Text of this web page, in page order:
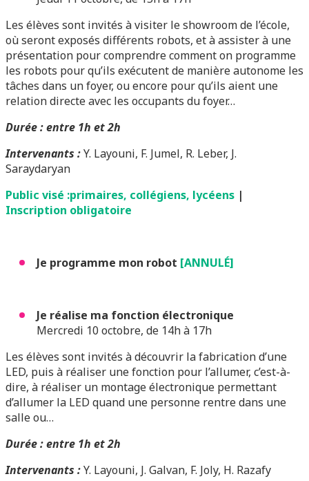
Les élèves sont invités à visiter le showroom de l’école,
où seront exposés différents robots, et à assister à une
présentation pour comprendre comment on programme
les robots pour qu’ils exécutent de manière autonome les
tâches dans un foyer, ou encore pour qu’ils aient une
relation directe avec les occupants du foyer…
Durée : entre 1h et 2h
Intervenants :Y. Layouni, F. Jumel, R. Leber, J.
Saraydaryan
Public visé :primaires, collégiens, lycéens |
Inscription obligatoire
Je programme mon robot [ANNULÉ]
Je réalise ma fonction électronique
Mercredi 10 octobre, de 14h à 17h
Les élèves sont invités à découvrir la fabrication d’une
LED, puis à réaliser une fonction pour l’allumer, c’est-à-
dire, à réaliser un montage électronique permettant
d’allumer la LED quand une personne rentre dans une
salle ou…
Durée : entre 1h et 2h
Intervenants :Y. Layouni, J. Galvan, F. Joly, H. Razafy